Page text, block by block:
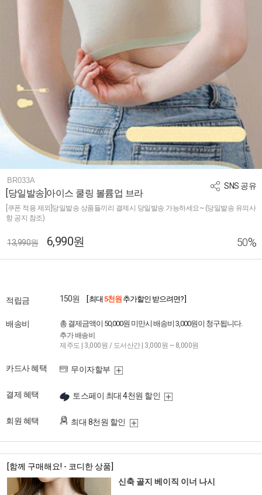
SNS 공유
BR033A
[당일발송]아이스 쿨링 볼륨업 브라
[쿠폰 적용 제외]당일발송 상품들끼리 결제시 당일발송 가능하세요~ (당일발송 유의사
항 공지 참조)
13,990원 6,990원 50%
적립금 150원 [ 최대 5천원 추가할인 받으려면? ]
배송비 총 결제금액이 50,000원 미만시 배송비 3,000원이 청구됩니다.
추가 배송비
제주도 | 3,000원 / 도서산간 | 3,000원 ~ 8,000원
카드사 혜택 무이자할부
결제 혜택 토스페이 최대 4천원 할인
회원 혜택 최대 8천원 할인
[함께 구매해요! - 코디한 상품]
신축 골지 베이직 이너 나시